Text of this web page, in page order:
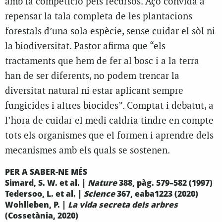
repensar la tala completa de les plantacions
forestals d’una sola espècie, sense cuidar el sòl ni
la biodiversitat. Pastor afirma que “els
tractaments que hem de fer al bosc i a la terra
han de ser diferents, no podem trencar la
diversitat natural ni estar aplicant sempre
fungicides i altres biocides”. Comptat i debatut, a
l’hora de cuidar el medi caldria tindre en compte
tots els organismes que el formen i aprendre dels
mecanismes amb els quals se sostenen.
PER A SABER-NE MÉS
Simard, S. W. et al. | Nature388, pàg. 579–582 (1997)
Tedersoo, L. et al. | Science367, eaba1223 (2020)
Wohlleben, P. | La vida secreta dels arbres
(Cossetània, 2020)